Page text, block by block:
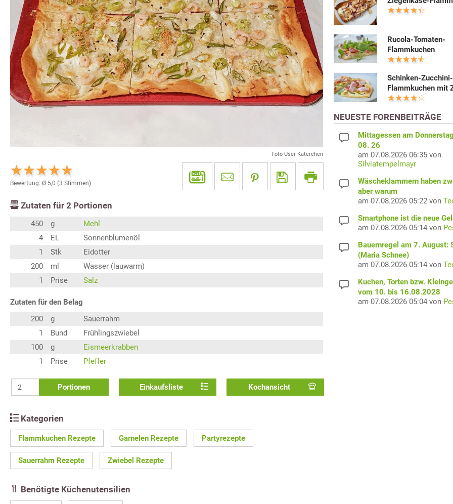
Foto User Katerchen
Bewertung: Ø 5,0 (3 Stimmen)
Zutaten für 2 Portionen
450 g
Mehl
4
EL
Sonnenblumenöl
1
Stk
Eidotter
200
ml
Wasser (lauwarm)
1
Prise Salz
Zutaten für den Belag
200
g
Sauerrahm
1
Bund
Frühlingszwiebel
100
g
Eismeerkrabben
1
Prise Pfeffer
Portionen Einkaufsliste Kochansicht
Kategorien
Flammkuchen Rezepte Garnelen Rezepte Partyrezepte
Sauerrahm Rezepte Zwiebel Rezepte
Benötigte Küchenutensilien
Rucola-Tomaten-
Flammkuchen
Schinken-Zucchini-
Flammkuchen mit
NEUESTE FORENBEITRÄGE
Mittagessen am
08. 26
am 07.08.2026 06:35 von
Silviatempelmayr
Wäscheklammern haben
aber warum
am 07.08.2026 05:22 von
Smartphone ist die neue
am 07.08.2026 05:14 von
Bauernregel am 7. August:
(Maria Schnee)
am 07.08.2026 05:14 von
Kuchen, Torten bzw.
vom 10. bis 16.08.2028
am 07.08.2026 05:04 von